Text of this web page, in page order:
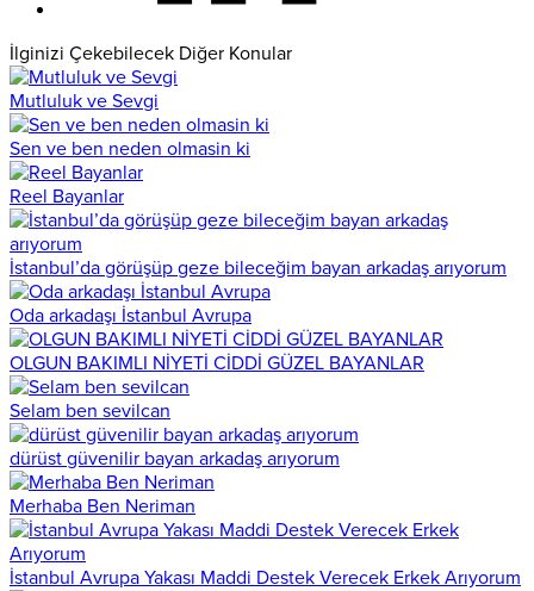
İlginizi Çekebilecek Diğer Konular
Mutluluk ve Sevgi
Sen ve ben neden olmasin ki
Reel Bayanlar
İstanbul’da görüşüp geze bileceğim bayan arkadaş arıyorum
Oda arkadaşı İstanbul Avrupa
OLGUN BAKIMLI NİYETİ CİDDİ GÜZEL BAYANLAR
Selam ben sevilcan
dürüst güvenilir bayan arkadaş arıyorum
Merhaba Ben Neriman
İstanbul Avrupa Yakası Maddi Destek Verecek Erkek Arıyorum